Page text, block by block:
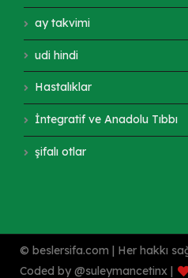
ay takvimi
udi hindi
Hastalıklar
İntegratif ve Anadolu Tıbbı
şifalı otlar
© beslersifa.com | Her hakkı
Coded by @suleymancetinx |